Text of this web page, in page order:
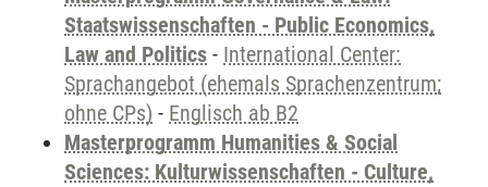
Staatswissenschaften - Public Economics,
Law and Politics - International Center:
Sprachangebot (ehemals Sprachenzentrum;
ohne CPs) - Englisch ab B2
Masterprogramm Humanities & Social
Sciences: Kulturwissenschaften - Culture,